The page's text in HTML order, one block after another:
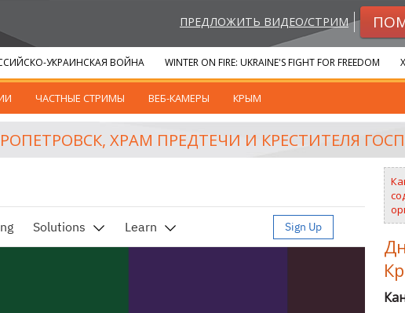
ПРЕДЛОЖИТЬ ВИДЕО/СТРИМ
ЧАСТНЫЕ СТРИМЫ ВЕБ-КАМЕРЫ КРЫМ
УКРАИНСКАЯ ВОЙНА WINTER ON FIRE: UKRAINE'S FIGHT FOR FREEDOM
ХРАМ ПРЕДТЕЧИ И КРЕСТИТЕЛЯ